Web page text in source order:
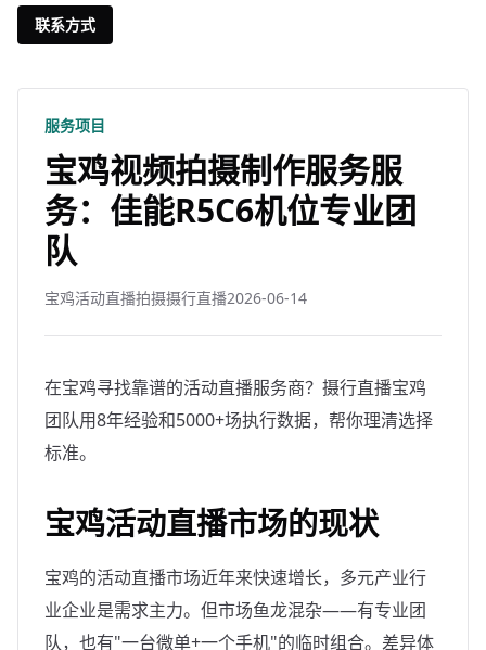
联系方式
服务项目
宝鸡视频拍摄制作服务服
务：佳能R5C6机位专业团
队
宝鸡活动直播拍摄摄行直播2026-06-14
在宝鸡寻找靠谱的活动直播服务商？摄行直播宝鸡
团队用8年经验和5000+场执行数据，帮你理清选择
标准。
宝鸡活动直播市场的现状
宝鸡的活动直播市场近年来快速增长，多元产业行
业企业是需求主力。但市场鱼龙混杂——有专业团
队，也有"一台微单+一个手机"的临时组合。差异体